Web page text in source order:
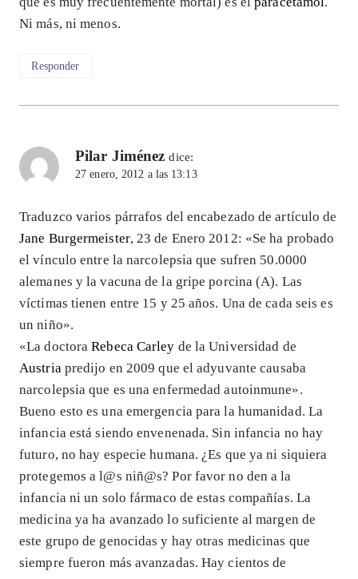
Ni más, ni menos.
Responder
Pilar Jiménez dice:
27 enero, 2012 a las 13:13
Traduzco varios párrafos del encabezado de artículo de
Jane Burgermeister, 23 de Enero 2012: «Se ha probado
el vínculo entre la narcolepsia que sufren 50.0000
alemanes y la vacuna de la gripe porcina (A). Las
víctimas tienen entre 15 y 25 años. Una de cada seis es
un niño».
«La doctoraRebeca Carley de la Universidad de
Austria predijo en 2009 que el adyuvante causaba
narcolepsia que es una enfermedad autoinmune».
Bueno esto es una emergencia para la humanidad. La
infancia está siendo envenenada. Sin infancia no hay
futuro, no hay especie humana. ¿Es que ya ni siquiera
protegemos a l@s niñ@s? Por favor no den a la
infancia ni un solo fármaco de estas compañías. La
medicina ya ha avanzado lo suficiente al margen de
este grupo de genocidas y hay otras medicinas que
siempre fueron más avanzadas. Hay cientos de